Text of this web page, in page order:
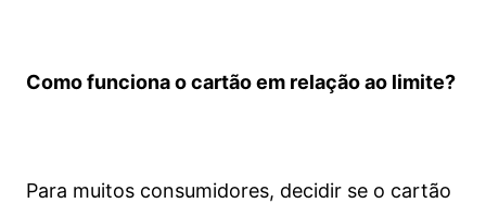
Como funciona o cartão em relação ao limite?
Para muitos consumidores, decidir se o cartão